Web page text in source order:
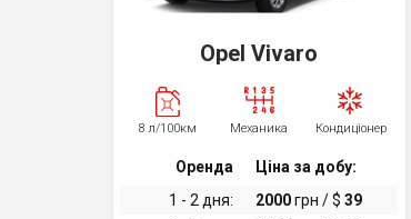
Opel Vivaro
8 л/100км Механика Кондиціонер
Оренда
Ціна за добу:
1 - 2 дня:
2000грн / $ 39